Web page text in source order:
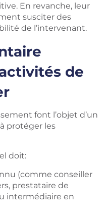
En revanche, leur
susciter des
de l’intervenant.
de
font l’objet d’un
protéger les
doit:
(comme conseiller
prestataire de
intermédiaire en